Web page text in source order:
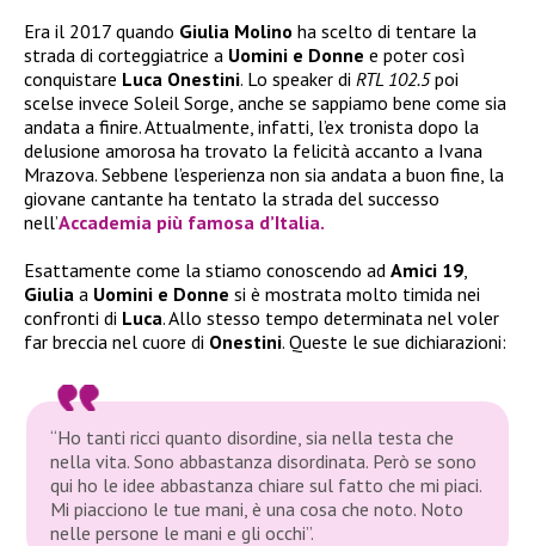
Era il 2017 quando Giulia Molino ha scelto di tentare la
strada di corteggiatrice a Uomini e Donne e poter così
conquistare Luca Onestini. Lo speaker di RTL 102.5poi
scelse invece Soleil Sorge, anche se sappiamo bene come sia
andata a finire. Attualmente, infatti, l’ex tronista dopo la
delusione amorosa ha trovato la felicità accanto a Ivana
Mrazova. Sebbene l’esperienza non sia andata a buon fine, la
giovane cantante ha tentato la strada del successo
nell’Accademia più famosa d’Italia.
Esattamente come la stiamo conoscendo ad Amici 19,
Giulia a Uomini e Donne si è mostrata molto timida nei
confronti di Luca. Allo stesso tempo determinata nel voler
far breccia nel cuore di Onestini. Queste le sue dichiarazioni:
“Ho tanti ricci quanto disordine, sia nella testa che
nella vita. Sono abbastanza disordinata. Però se sono
qui ho le idee abbastanza chiare sul fatto che mi piaci.
Mi piacciono le tue mani, è una cosa che noto. Noto
nelle persone le mani e gli occhi”.